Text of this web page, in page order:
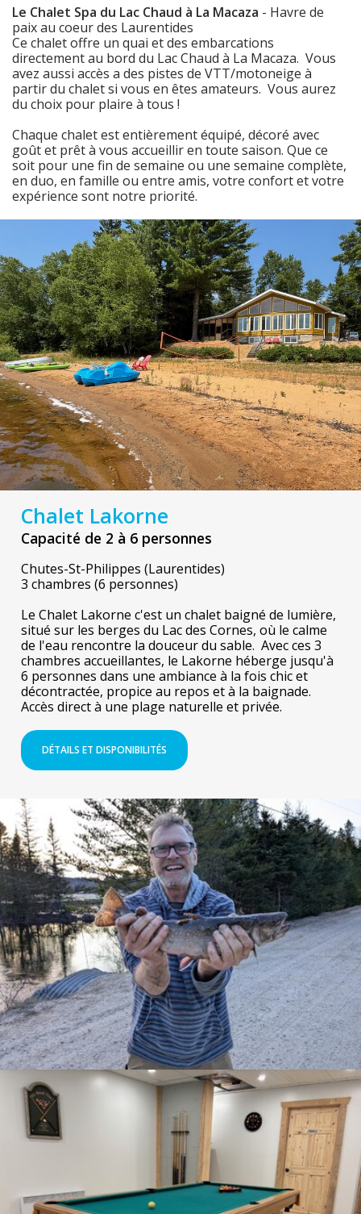
Le Chalet Spa du Lac Chaud à La Macaza - Havre de
paix au coeur des Laurentides
Ce chalet offre un quai et des embarcations
directement au bord du Lac Chaud à La Macaza. Vous
avez aussi accès a des pistes de VTT/motoneige à
partir du chalet si vous en êtes amateurs. Vous aurez
du choix pour plaire à tous !
Chaque chalet est entièrement équipé, décoré avec
goût et prêt à vous accueillir en toute saison. Que ce
soit pour une fin de semaine ou une semaine complète,
en duo, en famille ou entre amis, votre confort et votre
expérience sont notre priorité.
Chalet Lakorne
Capacité de 2 à 6 personnes
Chutes-St-Philippes (Laurentides)
3 chambres (6 personnes)
Le Chalet Lakorne c'est un chalet baigné de lumière,
situé sur les berges du Lac des Cornes, où le calme
de l'eau rencontre la douceur du sable. Avec ces 3
chambres accueillantes, le Lakorne héberge jusqu'à
6 personnes dans une ambiance à la fois chic et
décontractée, propice au repos et à la baignade.
Accès direct à une plage naturelle et privée.
DÉTAILS ET DISPONIBILITÉS